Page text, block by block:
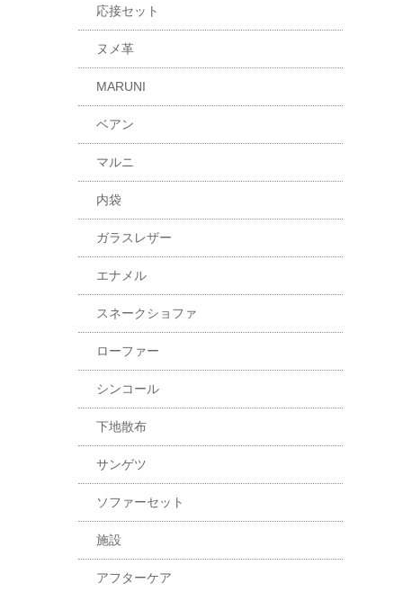
応接セット
ヌメ革
MARUNI
ベアン
マルニ
内袋
ガラスレザー
エナメル
スネークショファ
ローファー
シンコール
下地散布
サンゲツ
ソファーセット
施設
アフターケア